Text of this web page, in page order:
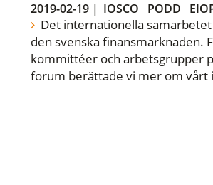
2019-02-19| IOSCO PODD
Det internationella
den svenska finansmarknaden.
kommittéer och arbetsgrupper
forum berättade vi mer om vårt